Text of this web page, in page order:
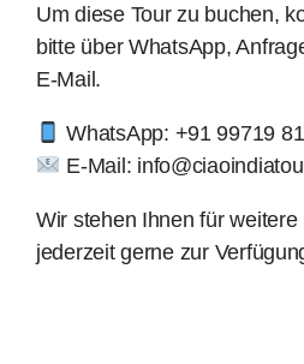
Um diese Tour zu buchen,
bitte über WhatsApp,
E-Mail.
WhatsApp: +91 99719
E-Mail:
Wir stehen Ihnen für weitere
jederzeit gerne zur